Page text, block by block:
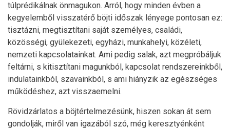
túlprédikálnak önmagukon. Arról, hogy minden évben a
kegyelemből visszatérő böjti időszak lényege pontosan ez:
tisztázni, megtisztítani saját személyes, családi,
közösségi, gyülekezeti, egyházi, munkahelyi, közéleti,
nemzeti kapcsolatainkat. Ami pedig salak, azt megpróbáljuk
feltárni, s kitisztítani magunkból, kapcsolat rendszereinkből,
indulatainkból, szavainkból, s ami hiányzik az egészséges
működéshez, azt visszaemelni.
Rövidzárlatos a böjtértelmezésünk, hiszen sokan át sem
gondolják, miről van igazából szó, még keresztyénként